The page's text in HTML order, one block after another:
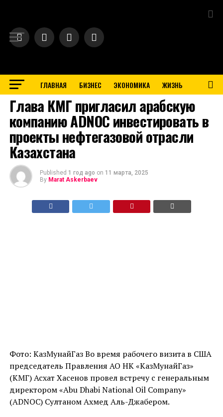
ГЛАВНАЯ БИЗНЕС ЭКОНОМИКА ЖИЗНЬ
BUSINESS
Глава КМГ пригласил арабскую
компанию ADNOC инвестировать в
проекты нефтегазовой отрасли
Казахстана
Published 1 год ago on 11 марта, 2025
By Marat Askerbaev
Фото: КазМунайГаз Во время рабочего визита в США
председатель Правления АО НК «КазМунайГаз»
(КМГ) Асхат Хасенов провел встречу с генеральным
директором «Abu Dhabi National Oil Company»
(ADNOC) Султаном Ахмед Аль-Джабером.